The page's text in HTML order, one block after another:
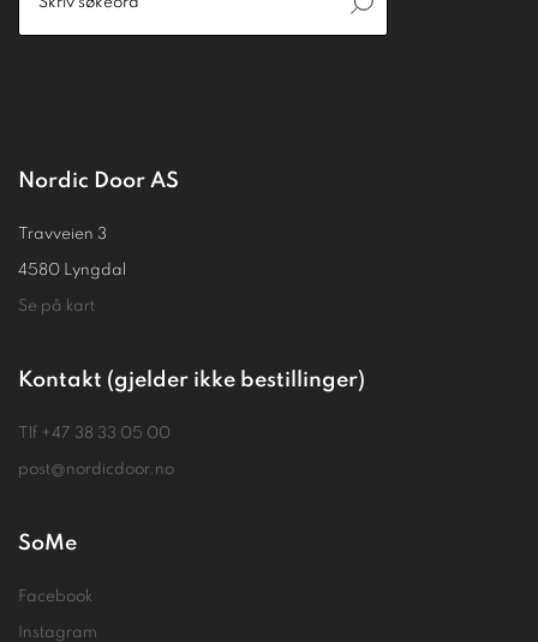
Nordic Door AS
Travveien 3
4580 Lyngdal
Se på kart
Kontakt (gjelder ikke bestillinger)
Tlf +47 38 33 05 00
post@nordicdoor.no
SoMe
Facebook
Instagram